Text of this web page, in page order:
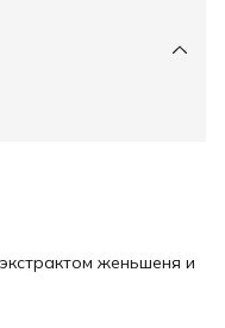
женьшеня и